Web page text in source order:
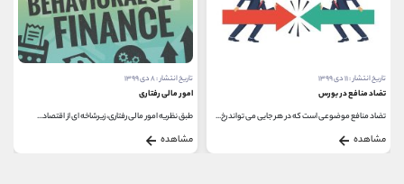
تاریخ انتشار : ۱۱ دی ۱۳۹۹
تضاد منافع در بورس
تضاد منافع موضوعی است که در هر جایی می تواند رخ...
مشاهده
تاریخ انتشار : ۸ دی ۱۳۹۹
امور مالی رفتاری
طبق نظریه امور مالی رفتاری، زیرشاخه ای از اقتصاد...
مشاهده